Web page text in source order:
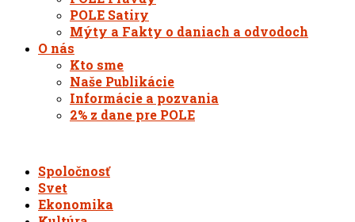
POLE Satiry
Mýty a Fakty o daniach a odvodoch
O nás
Kto sme
Naše Publikácie
Informácie a pozvania
2% z dane pre POLE
Spoločnosť
Svet
Ekonomika